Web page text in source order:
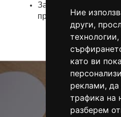
Ние
други,
като ви
реклами,
трафика на
разберем
Заявки за включване
приемат на телефон: